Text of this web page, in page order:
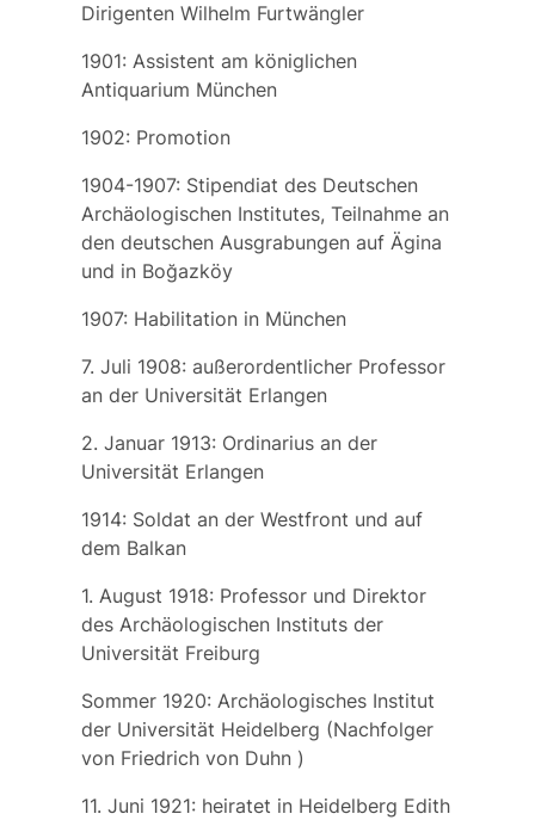
Dirigenten Wilhelm Furtwängler
1901: Assistent am königlichen
Antiquarium München
1902: Promotion
1904-1907: Stipendiat des Deutschen
Archäologischen Institutes, Teilnahme an
den deutschen Ausgrabungen auf Ägina
und in Boğazköy
1907: Habilitation in München
7. Juli 1908: außerordentlicher Professor
an der Universität Erlangen
2. Januar 1913: Ordinarius an der
Universität Erlangen
1914: Soldat an der Westfront und auf
dem Balkan
1. August 1918: Professor und Direktor
des Archäologischen Instituts der
Universität Freiburg
Sommer 1920: Archäologisches Institut
der Universität Heidelberg (Nachfolger
von Friedrich von Duhn)
11. Juni 1921: heiratet in Heidelberg Edith